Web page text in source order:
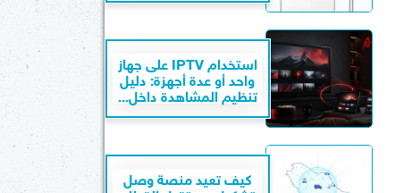
استخدام IPTV على جهاز
واحد أو عدة أجهزة: دليل
تنظيم المشاهدة داخل...
كيف تعيد منصة وصل